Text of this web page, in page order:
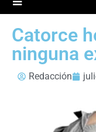
Catorce
ninguna
Redacción